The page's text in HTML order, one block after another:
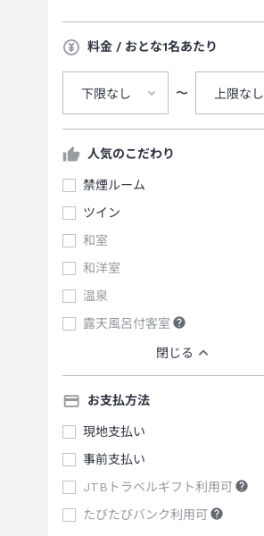
料金 / おとな1名あたり
下限なし 〜 上限なし
人気のこだわり
禁煙ルーム
ツイン
和室
和洋室
温泉
露天風呂付客室
閉じる
お支払方法
現地支払い
事前支払い
JTBトラベルギフト利用可
たびたびバンク利用可